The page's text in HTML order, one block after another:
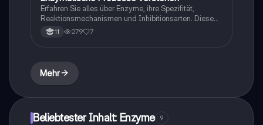
Erfahren Sie alles über Enzyme, ihre Spezifität,
Reaktionsmechanismen und Inhibitionsarten. Diese
Zusammenfassung behandelt das Schlüssel-
Schloss-Prinzip, die Michaelis-Menten-Konstante,
Enzymaktivität. Ideal für Studierende der Biochemie
und verwandter Fächer.
11 279 7
Mehr
Beliebtester Inhalt: Enzyme 9